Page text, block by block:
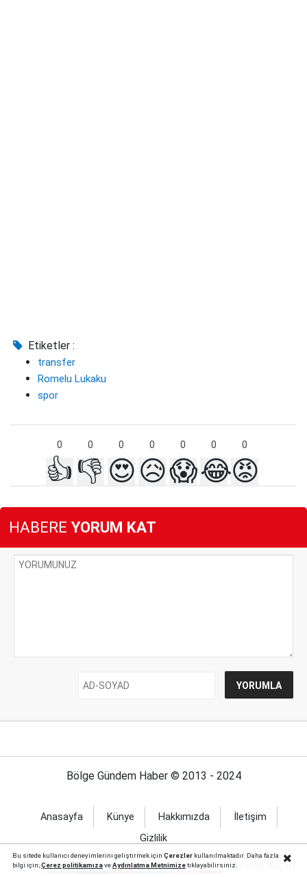
Etiketler :
transfer
Romelu Lukaku
spor
0 0 0 0 0 0 0
👍 👎 😍😥😱😂😡
HABERE YORUM KAT
Bölge Gündem Haber © 2013 - 2024
Anasayfa Künye Hakkımızda
İletişim
Gizlilik
Bu sitede kullanıcı deneyimlerini geliştirmek için Çerezlerkullanılmaktadır. Daha fazla
bilgi için;Çerez politikamızaveAydınlatma Metnimizetıklayabilirsiniz.Reklamı Kapat